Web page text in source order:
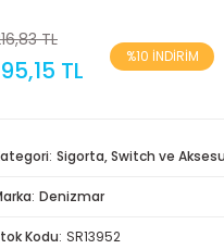
TL
TL %10 İNDİRİM
Sigorta, Switch ve
Denizmar
Kodu SR13952